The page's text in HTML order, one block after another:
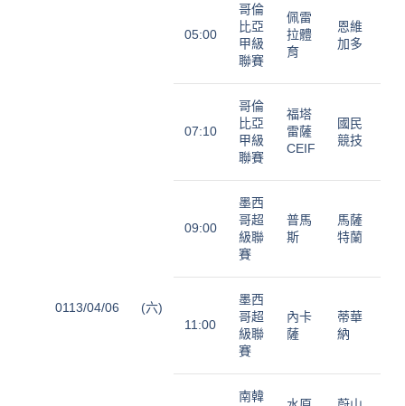
0113/04/06 (六)
05:00
哥倫
比亞
甲級
聯賽
佩雷
拉體
育
恩維
加多
07:10
哥倫
比亞
甲級
聯賽
福塔
雷薩
CEIF
國民
競技
09:00
墨西
哥超
級聯
賽
普馬
斯
馬薩
特蘭
11:00
墨西
哥超
級聯
賽
內卡
薩
蒂華
納
南韓